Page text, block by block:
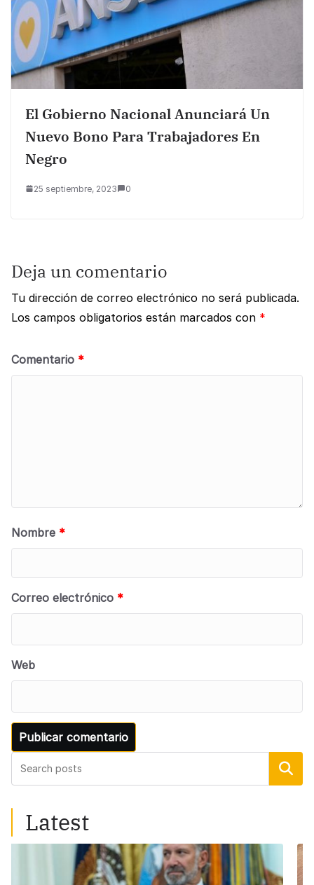
El Gobierno Nacional Anunciará Un
Nuevo Bono Para Trabajadores En
Negro
25 septiembre, 2023 0
Deja un comentario
Tu dirección de correo electrónico no será publicada.
Los campos obligatorios están marcados con *
Comentario *
Nombre *
Correo electrónico *
Web
Buscar
Latest